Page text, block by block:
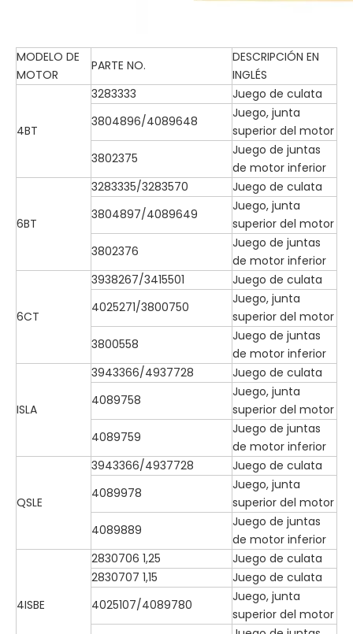
MODELO DE
MOTOR
PARTE NO.
DESCRIPCIÓN EN
INGLÉS
4BT
3283333
Juego de culata
3804896/4089648
Juego, junta
superior del motor
3802375
Juego de juntas
de motor inferior
6BT
3283335/3283570
Juego de culata
3804897/4089649
Juego, junta
superior del motor
3802376
Juego de juntas
de motor inferior
6CT
3938267/3415501
Juego de culata
4025271/3800750
Juego, junta
superior del motor
3800558
Juego de juntas
de motor inferior
ISLA
3943366/4937728
Juego de culata
4089758
Juego, junta
superior del motor
4089759
Juego de juntas
de motor inferior
QSLE
3943366/4937728
Juego de culata
4089978
Juego, junta
superior del motor
4089889
Juego de juntas
de motor inferior
4ISBE
2830706 1,25
Juego de culata
2830707 1,15
Juego de culata
4025107/4089780
Juego, junta
superior del motor